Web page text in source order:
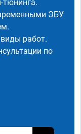
тюнинга.
ЭБУ
работ.
по